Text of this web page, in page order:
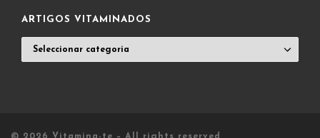
ARTIGOS VITAMINADOS
VITAMINADOS